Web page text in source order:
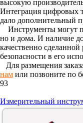
высокую
Интеграция цифровых
дало дополнительный
Инструменты могут
но и дома. И наличие
качественно
безопасности в его
Для размещения
нам или позвоните по
93
Измерительный